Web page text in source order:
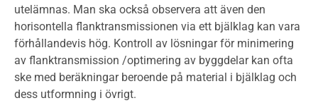
utelämnas. Man ska också observera att även den
horisontella flanktransmissionen via ett bjälklag kan vara
förhållandevis hög. Kontroll av lösningar för minimering
av flanktransmission /optimering av byggdelar kan ofta
ske med beräkningar beroende på material i bjälklag och
dess utformning i övrigt.